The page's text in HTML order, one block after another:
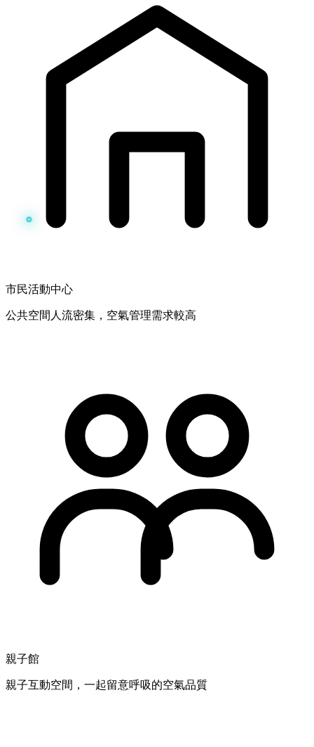
市民活動中心
公共空間人流密集，空氣管理需求較高
親子館
親子互動空間，一起留意呼吸的空氣品質